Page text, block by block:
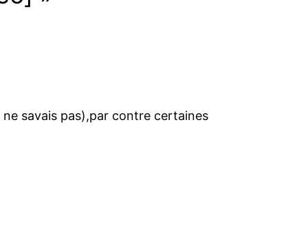
ne savais pas),par contre certaines